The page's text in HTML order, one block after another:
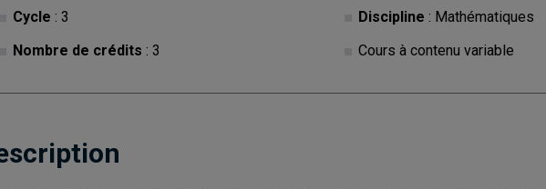
Cycle : 3
Nombre de crédits : 3
Discipline : Mathématiques
Cours à contenu variable